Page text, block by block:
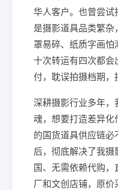
华人客户。也曾尝试
是摄影道具品类繁
罩易碎、纸质字画怕
十次转运有四次都
付，耽误拍摄档期，
深耕摄影行业多年，
魂，想要打造差异化
的国货道具供应链必
后，彻底解决了我
国、无需依赖代购
厂和文创店铺，原价